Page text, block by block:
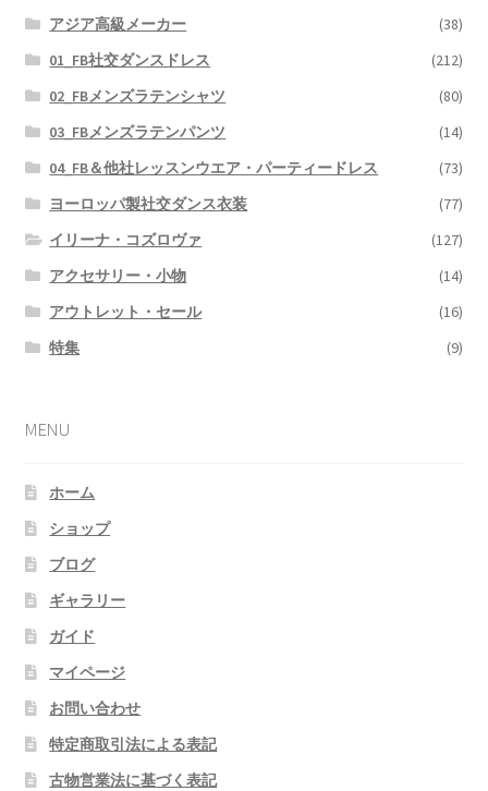
アジア高級メーカー
(38)
01_FB社交ダンスドレス
(212)
02_FBメンズラテンシャツ
(80)
03_FBメンズラテンパンツ
(14)
04_FB＆他社レッスンウエア・パーティードレス
(73)
ヨーロッパ製社交ダンス衣装
(77)
イリーナ・コズロヴァ
(127)
アクセサリー・小物
(14)
アウトレット・セール
(16)
特集
(9)
MENU
ホーム
ショップ
ブログ
ギャラリー
ガイド
マイページ
お問い合わせ
特定商取引法による表記
古物営業法に基づく表記